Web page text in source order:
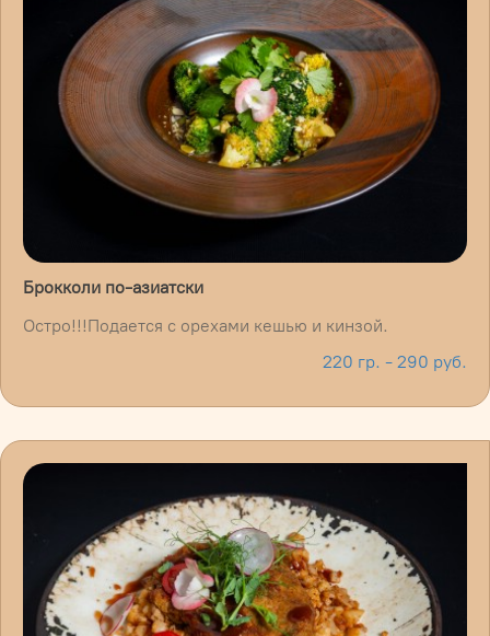
Брокколи по-азиатски
Остро!!!Подается с орехами кешью и кинзой.
220 гр. - 290 руб.